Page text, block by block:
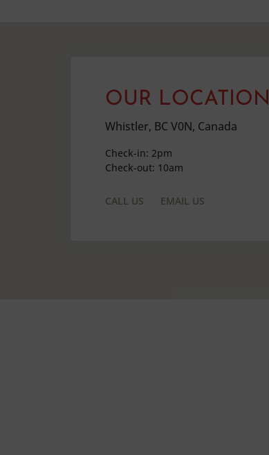
OUR LOCATION
Whistler, BC V0N, Canada
Check-in: 2pm
Check-out: 10am
CALL US EMAIL US